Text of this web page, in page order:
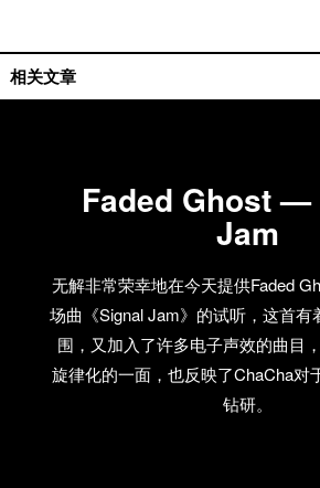
相关文章
Faded Ghost —
Jam
无解非常荣幸地在今天提供Faded
场曲《Signal Jam》的试听，这首有
围，又加入了许多电子声效的曲目
旋律化的一面，也反映了ChaCha对
钻研。
单曲推荐